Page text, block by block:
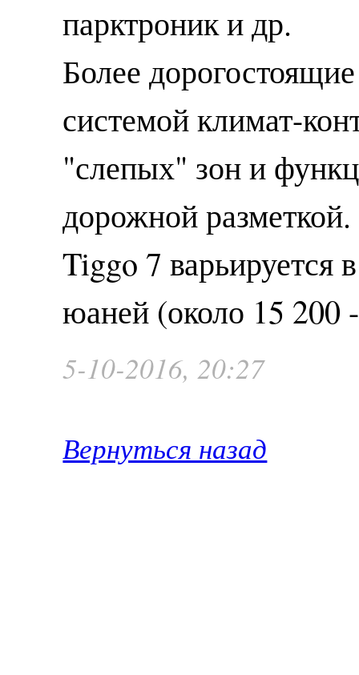
парктроник и др.
Более
системой климат-
"слепых" зон и
дорожной
Tiggo 7 варьируется
юаней (около 15 200
5-10-2016, 20:27
Вернуться назад